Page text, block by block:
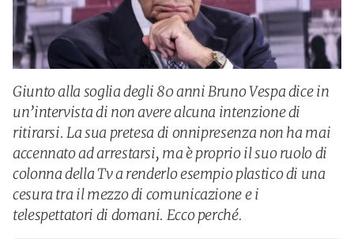
Giunto alla soglia degli 80 anni Bruno Vespa dice in
un’intervista di non avere alcuna intenzione di
ritirarsi. La sua pretesa di onnipresenza non ha mai
accennato ad arrestarsi, ma è proprio il suo ruolo di
colonna della Tv a renderlo esempio plastico di una
cesura tra il mezzo di comunicazione e i
telespettatori di domani. Ecco perché.